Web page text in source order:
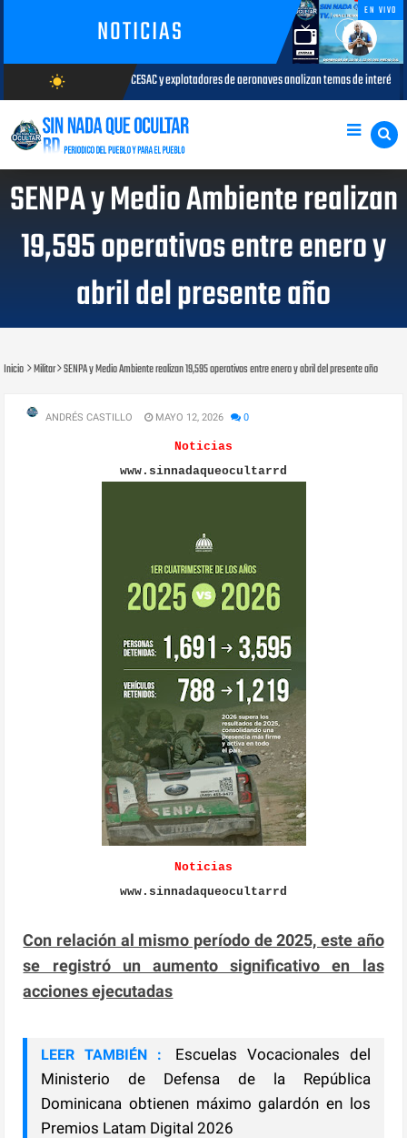
NOTICIAS
EN VIVO
wb_sunny
AGOSTO/7/2026
y explotadores de aeronaves analizan temas de interés para la aviación civil
SENPA y Medio Ambiente realizan
19,595 operativos entre enero y
abril del presente año
Inicio Militar SENPA y Medio Ambiente realizan 19,595 operativos entre enero y abril del presente año
ANDRÉS CASTILLO MAYO 12, 2026 0
Noticias
www.sinnadaqueocultarrd
Noticias
www.sinnadaqueocultarrd
Con relación al mismo período de 2025, este año
se registró un aumento significativo en las
acciones ejecutadas
LEER TAMBIÉN :
Escuelas Vocacionales del
Ministerio de Defensa de la República
Dominicana obtienen máximo galardón en los
Premios Latam Digital 2026